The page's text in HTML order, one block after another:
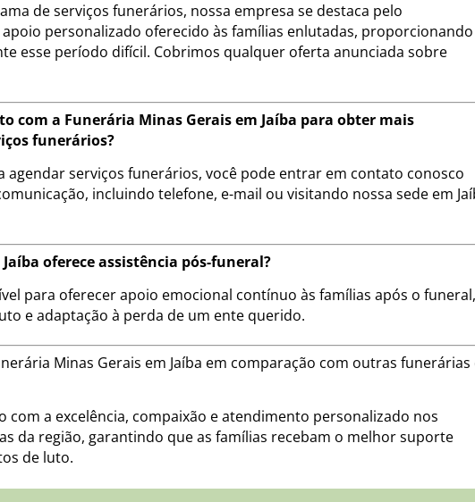
de serviços funerários, nossa empresa se destaca pelo
personalizado oferecido às famílias enlutadas, proporcionando
esse período difícil. Cobrimos qualquer oferta anunciada sobre
com a Funerária Minas Gerais em Jaíba para obter mais
funerários?
agendar serviços funerários, você pode entrar em contato conosco
incluindo telefone, e-mail ou visitando nossa sede em
oferece assistência pós-funeral?
para oferecer apoio emocional contínuo às famílias após o funeral,
e adaptação à perda de um ente querido.
Minas Gerais em Jaíba em comparação com outras funerárias
com a excelência, compaixão e atendimento personalizado nos
da região, garantindo que as famílias recebam o melhor suporte
de luto.